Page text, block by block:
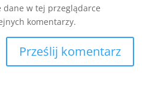
dane w tej przeglądarce
komentarzy.